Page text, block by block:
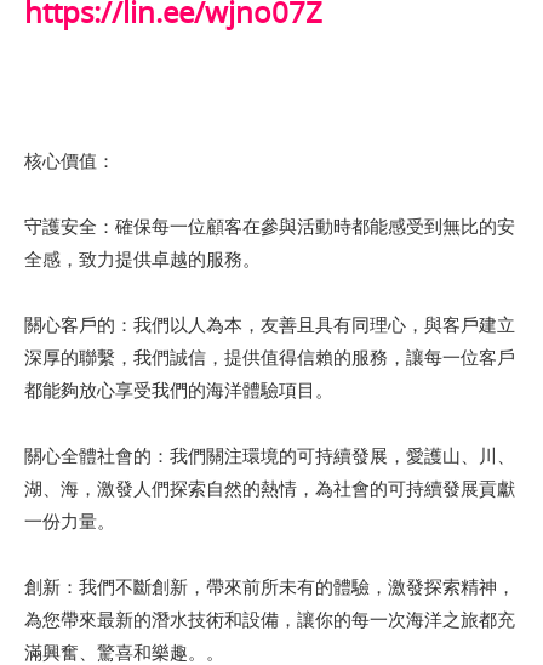
https://lin.ee/wjno07Z
核心價值：
守護安全：確保每一位顧客在參與活動時都能感受到無比的安
全感，致力提供卓越的服務。
關心客戶的：我們以人為本，友善且具有同理心，與客戶建立
深厚的聯繫，我們誠信，提供值得信賴的服務，讓每一位客戶
都能夠放心享受我們的海洋體驗項目。
關心全體社會的：我們關注環境的可持續發展，愛護山、川、
湖、海，激發人們探索自然的熱情，為社會的可持續發展貢獻
一份力量。
創新：我們不斷創新，帶來前所未有的體驗，激發探索精神，
為您帶來最新的潛水技術和設備，讓你的每一次海洋之旅都充
滿興奮、驚喜和樂趣。。